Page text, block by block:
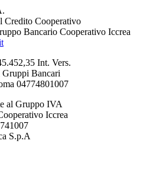
Credito Cooperativo
Bancario Cooperativo Iccrea
Int. Vers.
Bancari
04774801007
al Gruppo IVA
Iccrea
S.p.A